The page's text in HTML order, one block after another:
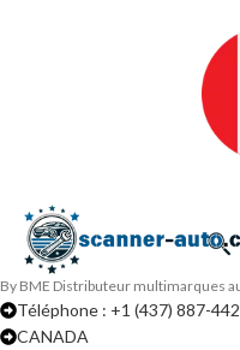
By BME Distributeur multimarques
Téléphone : +1 (437) 887-
CANADA